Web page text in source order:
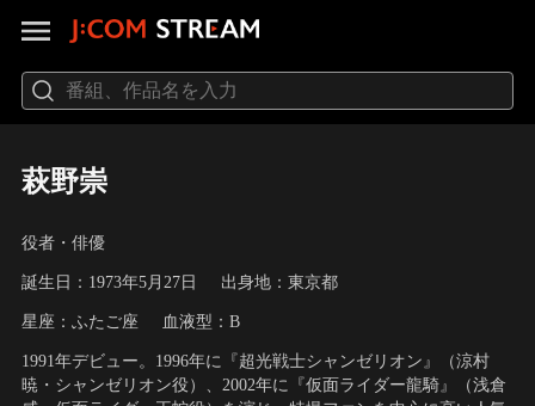
萩野崇
役者・俳優
誕生日：1973年5月27日 出身地：東京都
星座：ふたご座 血液型：B
1991年デビュー。1996年に『超光戦士シャンゼリオン』（涼村
暁・シャンゼリオン役）、2002年に『仮面ライダー龍騎』（浅倉